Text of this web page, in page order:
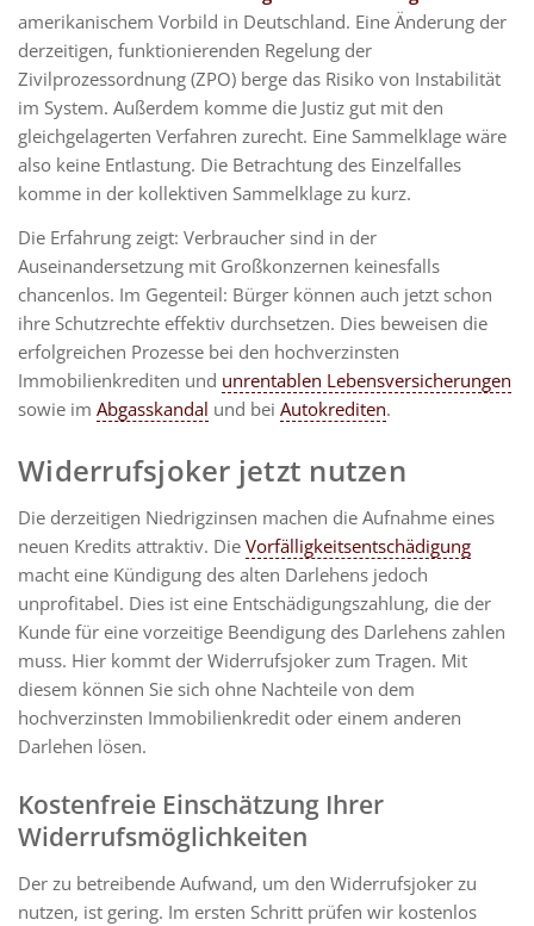
amerikanischem Vorbild in Deutschland. Eine Änderung der
derzeitigen, funktionierenden Regelung der
Zivilprozessordnung (ZPO) berge das Risiko von Instabilität
im System. Außerdem komme die Justiz gut mit den
gleichgelagerten Verfahren zurecht. Eine Sammelklage wäre
also keine Entlastung. Die Betrachtung des Einzelfalles
komme in der kollektiven Sammelklage zu kurz.
Die Erfahrung zeigt: Verbraucher sind in der
Auseinandersetzung mit Großkonzernen keinesfalls
chancenlos. Im Gegenteil: Bürger können auch jetzt schon
ihre Schutzrechte effektiv durchsetzen. Dies beweisen die
erfolgreichen Prozesse bei den hochverzinsten
Immobilienkrediten und unrentablen Lebensversicherungen
sowie im Abgasskandal und bei Autokrediten.
Widerrufsjoker jetzt nutzen
Die derzeitigen Niedrigzinsen machen die Aufnahme eines
neuen Kredits attraktiv. Die Vorfälligkeitsentschädigung
macht eine Kündigung des alten Darlehens jedoch
unprofitabel. Dies ist eine Entschädigungszahlung, die der
Kunde für eine vorzeitige Beendigung des Darlehens zahlen
muss. Hier kommt der Widerrufsjoker zum Tragen. Mit
diesem können Sie sich ohne Nachteile von dem
hochverzinsten Immobilienkredit oder einem anderen
Darlehen lösen.
Kostenfreie Einschätzung Ihrer
Widerrufsmöglichkeiten
Der zu betreibende Aufwand, um den Widerrufsjoker zu
nutzen, ist gering. Im ersten Schritt prüfen wir kostenlos